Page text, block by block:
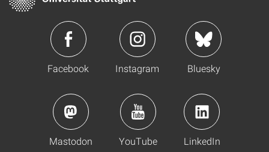
Facebook Instagram Bluesky
Mastodon YouTube LinkedIn